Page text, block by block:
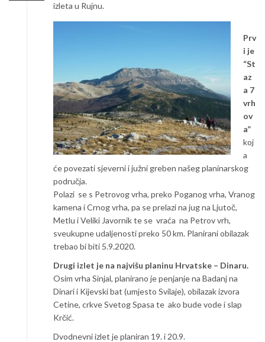
izleta u Rujnu.
Prv
i je
“St
az
a 7
vrh
ov
a”
koj
a
će povezati sjeverni i južni greben našeg planinarskog
područja.
Polazi se s Petrovog vrha, preko Poganog vrha, Vranog
kamena i Crnog vrha, pa se prelazi na jug na Ljutoč,
Metlu i Veliki Javornik te se vraća na Petrov vrh,
sveukupne udaljenosti preko 50 km. Planirani obilazak
trebao bi biti 5.9.2020.
Drugi izlet je na najvišu planinu Hrvatske – Dinaru.
Osim vrha Sinjal, planirano je penjanje na Badanj na
Dinari i Kijevski bat (umjesto Svilaje), obilazak izvora
Cetine, crkve Svetog Spasa te ako bude vode i slap
Krčić.
Dvodnevni izlet je planiran 19. i 20.9.